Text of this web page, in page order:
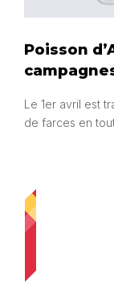
Poisson
Le 1er avril est
de farces en